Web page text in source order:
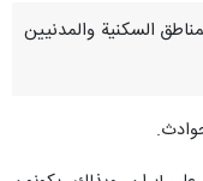
السكنية والمدنيين